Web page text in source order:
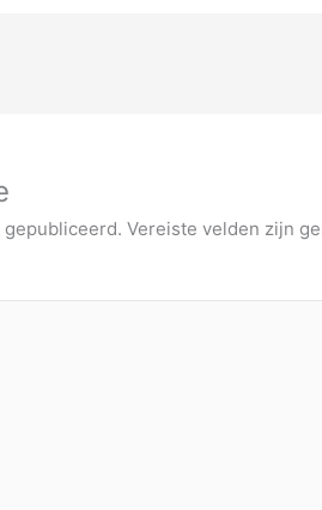
Vereiste velden zijn